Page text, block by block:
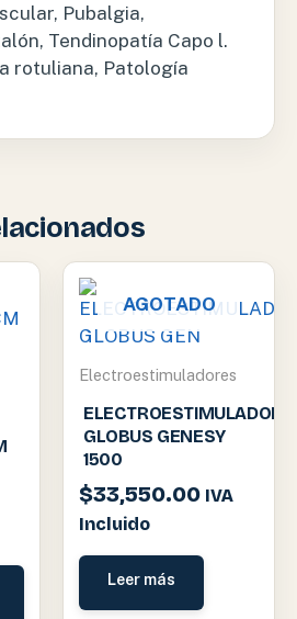
Pubalgia,
Tendinopatía Capo l.
rotuliana, Patología
AGOTADO
Electroestimuladores
ELECTROESTIMULADOR
GLOBUS GENESY
1500
$33,550.00 IVA
Incluido
Leer más